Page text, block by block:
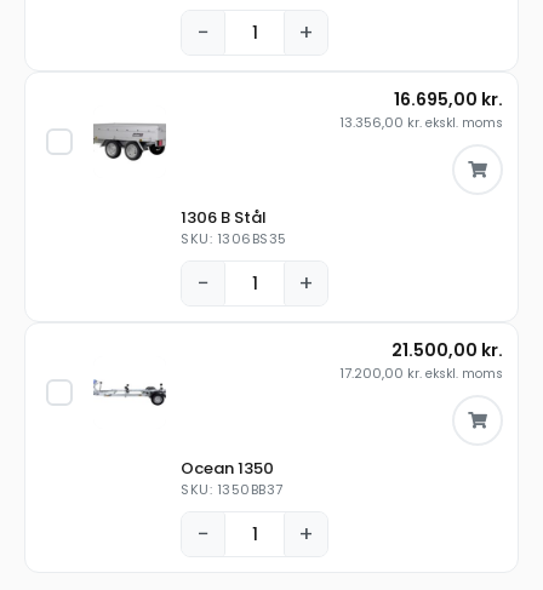
− +
1306 B Stål
SKU: 1306BS35
− +
16.695,00 kr.
13.356,00 kr. ekskl. moms
Ocean 1350
SKU: 1350BB37
− +
21.500,00 kr.
17.200,00 kr. ekskl. moms